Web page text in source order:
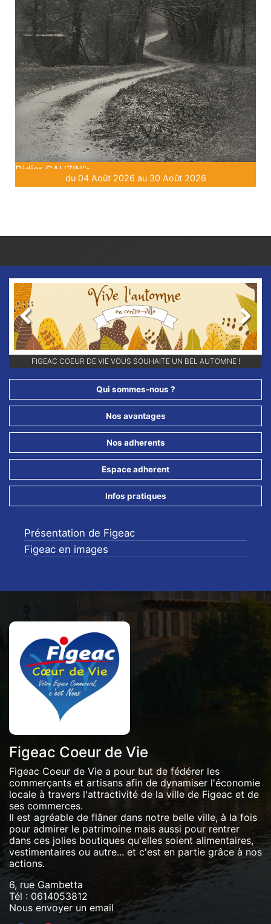
Didier GAUZIN">
du 04 Août 2026 au 30 Août 2026
FIGEAC COEUR DE VIE VOUS SOUHAITE UN BEL AUTOMNE !
RETROUVEZ-NOUS SUR NOS RÉSEAUX SOCIAUX ET ABONNEZ-VOUS
POUR NE RIEN LOUPER DE NOS ANIMATIONS !!
Previous Next
Qui sommes-nous ?
Nos avantages
Nos adherents
Espace adherent
Infos pratiques
Présentation de Figeac
Figeac en images
Figeac Coeur de Vie
Figeac Coeur de Vie a pour but de fédérer les
commerçants et artisans afin de dynamiser l'économie
locale à travers l'attractivité de la ville de Figeac et de
ses commerces.
Il est agréable de flâner dans notre belle ville, à la fois
pour admirer le patrimoine mais aussi pour rentrer
dans ces jolies boutiques qu'elles soient alimentaires,
vestimentaires ou autre... et c'est en partie grâce à nos
actions.
6, rue Gambetta
Tél : 0614053812
Nous envoyer un email